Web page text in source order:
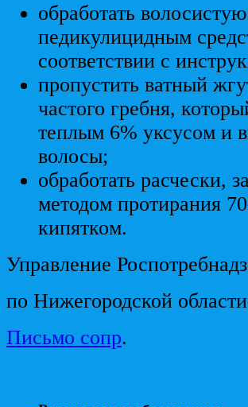
обработать
педикулицидным
соответствии с
пропустить ватный
частого гребня,
теплым 6% уксусом и
волосы;
обработать расчески,
методом протирания
кипятком.
Управление
по Нижегородской области
Письмо сопр.